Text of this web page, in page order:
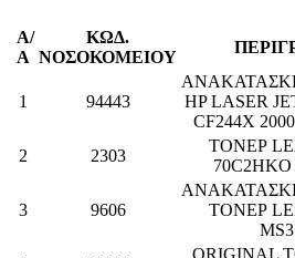
Α/
Α
ΚΩΔ.
ΝΟΣΟΚΟΜΕΙΟΥ
1 94443
HP LASER
CF244X
2 2303
ΤΟΝΕΡ
3 9606
ΤΟΝΕΡ
ORIGINAL